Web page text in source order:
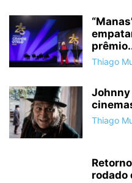
Thiago
Johnny
Thiago
rodado